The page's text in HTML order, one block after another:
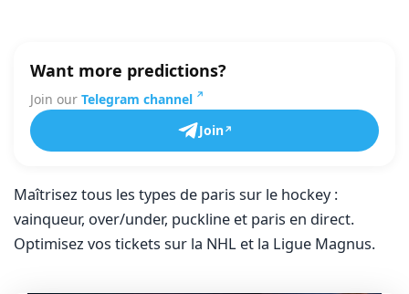
Want more predictions?
Join our Telegram channel
Join
Maîtrisez tous les types de paris sur le hockey :
vainqueur, over/under, puckline et paris en direct.
Optimisez vos tickets sur la NHL et la Ligue Magnus.